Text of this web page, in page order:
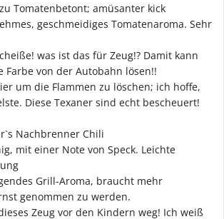
Tomatenbetont; amüsanter kick
geschmeidiges Tomatenaroma. Sehr
was ist das für Zeug!? Damit kann
Farbe von der Autobahn lösen!!
um die Flammen zu löschen; ich hoffe,
Diese Texaner sind echt bescheuert!
Nachbrenner Chili
mit einer Note von Speck. Leichte
Grill-Aroma, braucht mehr
genommen zu werden.
Zeug vor den Kindern weg! Ich weiß